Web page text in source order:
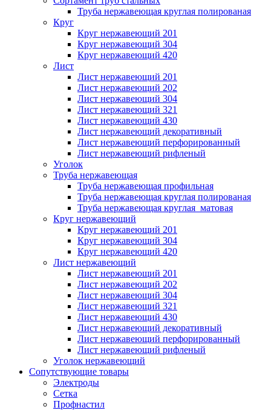
Труба нержавеющая круглая полированая
Круг
Круг нержавеющий 201
Круг нержавеющий 304
Круг нержавеющий 420
Лист
Лист нержавеющий 201
Лист нержавеющий 202
Лист нержавеющий 304
Лист нержавеющий 321
Лист нержавеющий 430
Лист нержавеющий декоративный
Лист нержавеющий перфорированный
Лист нержавеющий рифленый
Уголок
Труба нержавеющая
Труба нержавеющая профильная
Труба нержавеющая круглая полированая
Труба нержавеющая круглая матовая
Круг нержавеющий
Круг нержавеющий 201
Круг нержавеющий 304
Круг нержавеющий 420
Лист нержавеющий
Лист нержавеющий 201
Лист нержавеющий 202
Лист нержавеющий 304
Лист нержавеющий 321
Лист нержавеющий 430
Лист нержавеющий декоративный
Лист нержавеющий перфорированный
Лист нержавеющий рифленый
Уголок нержавеющий
Cопутствующие товары
Электроды
Сетка
Профнастил